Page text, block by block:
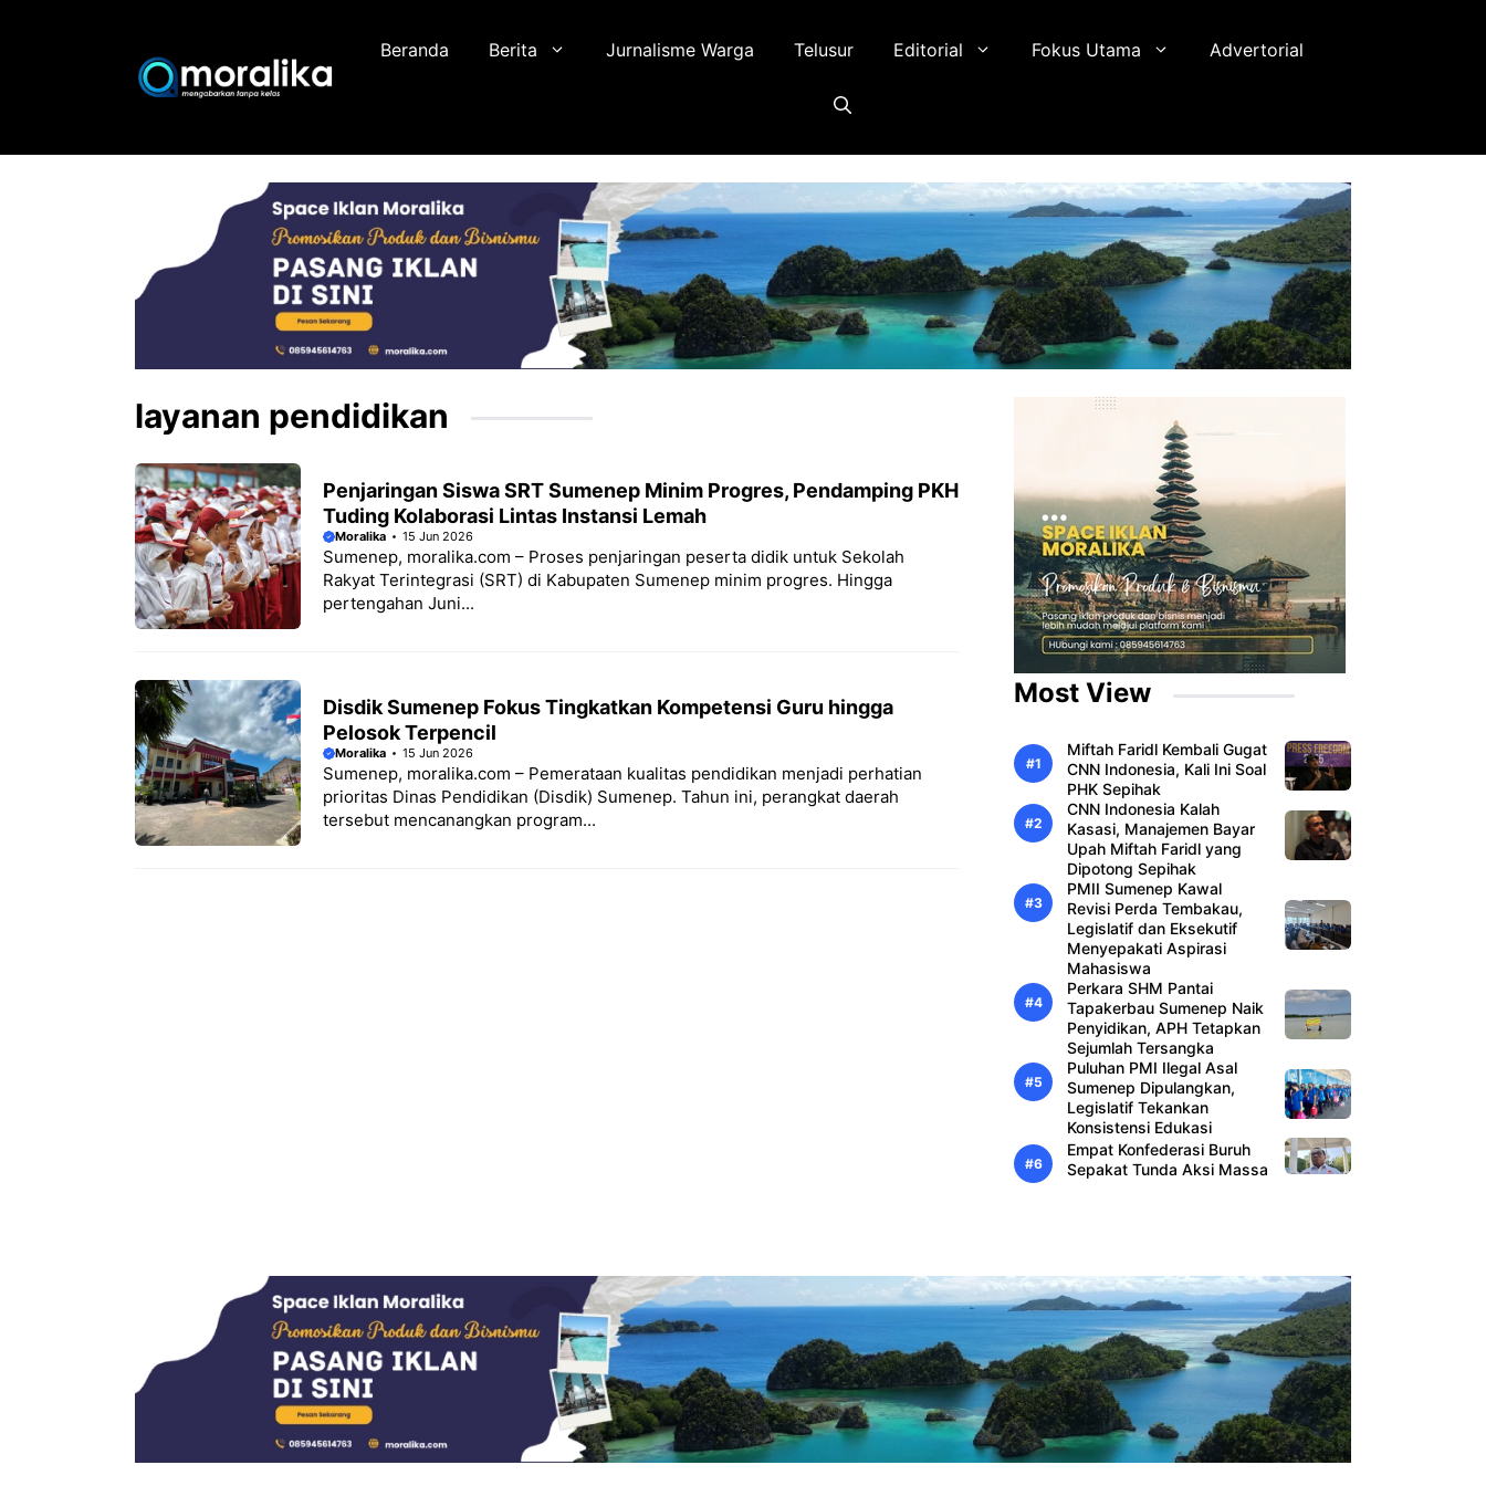
Beranda Berita Jurnalisme Warga Telusur Editorial Fokus Utama Advertorial
layanan pendidikan
Penjaringan Siswa SRT Sumenep Minim Progres, Pendamping PKH
Tuding Kolaborasi Lintas Instansi Lemah
Moralika 15 Jun 2026
Sumenep, moralika.com – Proses penjaringan peserta didik untuk Sekolah
Rakyat Terintegrasi (SRT) di Kabupaten Sumenep minim progres. Hingga
pertengahan Juni...
Disdik Sumenep Fokus Tingkatkan Kompetensi Guru hingga
Pelosok Terpencil
Moralika 15 Jun 2026
Sumenep, moralika.com – Pemerataan kualitas pendidikan menjadi perhatian
prioritas Dinas Pendidikan (Disdik) Sumenep. Tahun ini, perangkat daerah
tersebut mencanangkan program...
Most View
Miftah Faridl Kembali Gugat
CNN Indonesia, Kali Ini Soal
PHK Sepihak
CNN Indonesia Kalah
Kasasi, Manajemen Bayar
Upah Miftah Faridl yang
Dipotong Sepihak
PMII Sumenep Kawal
Revisi Perda Tembakau,
Legislatif dan Eksekutif
Menyepakati Aspirasi
Mahasiswa
Perkara SHM Pantai
Tapakerbau Sumenep Naik
Penyidikan, APH Tetapkan
Sejumlah Tersangka
Puluhan PMI Ilegal Asal
Sumenep Dipulangkan,
Legislatif Tekankan
Konsistensi Edukasi
Empat Konfederasi Buruh
Sepakat Tunda Aksi Massa